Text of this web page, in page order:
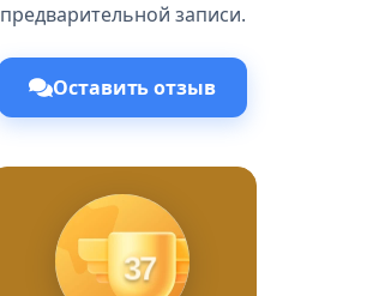
предварительной записи.
Оставить отзыв
37